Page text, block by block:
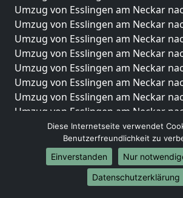
Umzug von Esslingen am Neckar
Umzug von Esslingen am Neckar
Umzug von Esslingen am Neckar
Umzug von Esslingen am Neckar
Umzug von Esslingen am Neckar
Umzug von Esslingen am Neckar
Umzug von Esslingen am Neckar
Umzug von Esslingen am Neckar
Internationale-Umzüge
Umzug von Esslingen am Neckar
Umzug von Esslingen am Neckar
Diese Internetseite verwendet
Benutzerfreundlichkeit zu
Einverstanden
Nur
Datenschutzerklärung